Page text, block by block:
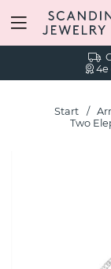
4e
Start
Two